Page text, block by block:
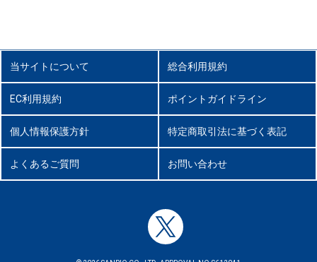
当サイトについて 総合利用規約
EC利用規約 ポイントガイドライン
個人情報保護方針 特定商取引法に基づく表記
よくあるご質問 お問い合わせ